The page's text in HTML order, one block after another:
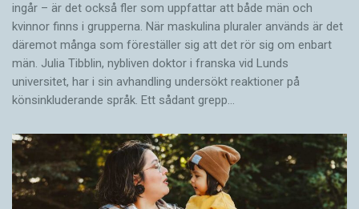
ingår – är det också fler som uppfattar att både män och
kvinnor finns i grupperna. När maskulina pluraler används är det
där­emot många som föreställer sig att det rör sig om enbart
män. Julia Tibblin, nybliven doktor i franska vid Lunds
universitet, har i sin avhandling undersökt reaktioner på
könsinkluderande språk. Ett sådant grepp…